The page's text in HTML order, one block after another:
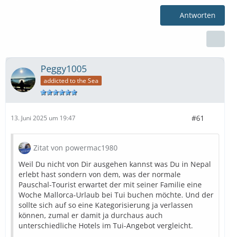
Antworten
Peggy1005
addicted to the Sea
13. Juni 2025 um 19:47 #61
Zitat von powermac1980
Weil Du nicht von Dir ausgehen kannst was Du in Nepal
erlebt hast sondern von dem, was der normale
Pauschal-Tourist erwartet der mit seiner Familie eine
Woche Mallorca-Urlaub bei Tui buchen möchte. Und der
sollte sich auf so eine Kategorisierung ja verlassen
können, zumal er damit ja durchaus auch
unterschiedliche Hotels im Tui-Angebot vergleicht.